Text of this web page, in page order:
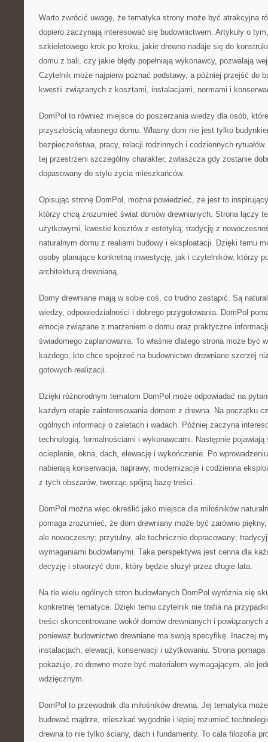
Warto zwrócić uwagę, że tematyka strony może być atrakcyjna
dopiero zaczynają interesować się budownictwem. Artykuły o
szkieletowego krok po kroku, jakie drewno nadaje się do
domu z bali, czy jakie błędy popełniają wykonawcy, pozwalają
Czytelnik może najpierw poznać podstawy, a później przejść do
kwestii związanych z kosztami, instalacjami, normami i
DomPol to również miejsce do poszerzania wiedzy dla osób,
przyszłością własnego domu. Własny dom nie jest tylko
bezpieczeństwa, pracy, relacji rodzinnych i codziennych
tej przestrzeni szczególny charakter, zwłaszcza gdy zostanie
dopasowany do stylu życia mieszkańców.
Opisując stronę DomPol, można powiedzieć, że jest to
którzy chcą zrozumieć świat domów drewnianych. Strona łączy
użytkowymi, kwestie kosztów z estetyką, tradycję z
naturalnym domu z realiami budowy i eksploatacji. Dzięki temu
osoby planujące konkretną inwestycję, jak i czytelników, którzy
architekturą drewnianą.
Domy drewniane mają w sobie coś, co trudno zastąpić. Są
wiedzy, odpowiedzialności i dobrego przygotowania. DomPol
emocje związane z marzeniem o domu oraz praktyczne
świadomego zaplanowania. To właśnie dlatego strona może być
każdego, kto chce spojrzeć na budownictwo drewniane szerzej
gotowych realizacji.
Dzięki różnorodnym tematom DomPol może odpowiadać na
każdym etapie zainteresowania domem z drewna. Na początku
ogólnych informacji o zaletach i wadach. Później zaczyna
technologią, formalnościami i wykonawcami. Następnie
ocieplenie, okna, dach, elewację i wykończenie. Po
nabierają konserwacja, naprawy, modernizacje i codzienna
z tych obszarów, tworząc spójną bazę treści.
DomPol można więc określić jako miejsce dla miłośników
pomaga zrozumieć, że dom drewniany może być zarówno
ale nowoczesny; przytulny, ale technicznie dopracowany;
wymaganiami budowlanymi. Taka perspektywa jest cenna dla
decyzję i stworzyć dom, który będzie służył przez długie lata.
Na tle wielu ogólnych stron budowlanych DomPol wyróżnia się
konkretnej tematyce. Dzięki temu czytelnik nie trafia na
treści skoncentrowane wokół domów drewnianych i powiązanych
ponieważ budownictwo drewniane ma swoją specyfikę. Inaczej
instalacjach, elewacji, konserwacji i użytkowaniu. Strona pomaga
pokazuje, że drewno może być materiałem wymagającym, ale
wdzięcznym.
DomPol to przewodnik dla miłośników drewna. Jej tematyka
budować mądrze, mieszkać wygodnie i lepiej rozumieć
drewna to nie tylko ściany, dach i fundamenty. To cała filozofia